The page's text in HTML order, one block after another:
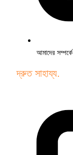
আমাদের সম্পর্কে
দ্রুত সাহায্য.